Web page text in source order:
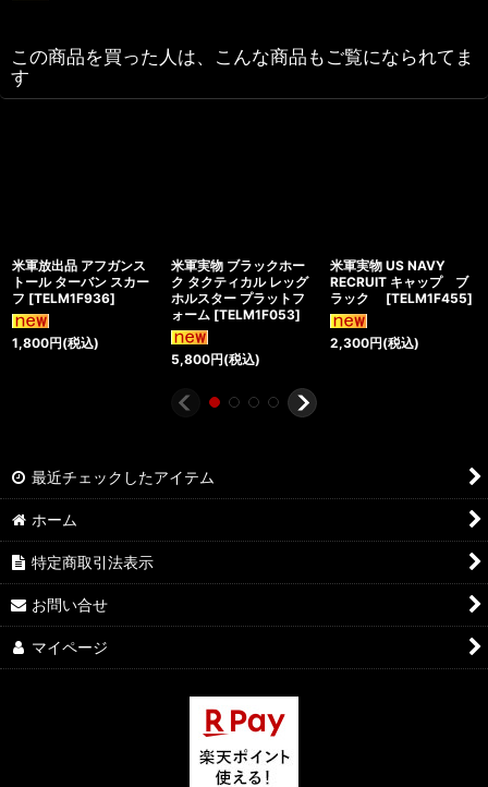
この商品を買った人は、こんな商品もご覧になられてま
す
米軍放出品 アフガンス
トール ターバン スカー
フ [TELM1F936]
1,800円(税込)
米軍実物 ブラックホー
ク タクティカル レッグ
ホルスター プラットフ
ォーム [TELM1F053]
5,800円(税込)
米軍実物 US NAVY
RECRUIT キャップ ブ
ラック
[TELM1F455]
2,300円(税込)
最近チェックしたアイテム
ホーム
特定商取引法表示
お問い合せ
マイページ